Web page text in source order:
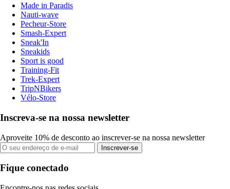
Made in Paradis
Nauti-wave
Pecheur-Store
Smash-Expert
Sneak'In
Sneakids
Sport is good
Training-Fit
Trek-Expert
TripNBikers
Vélo-Store
Inscreva-se na nossa newsletter
Aproveite 10% de desconto ao inscrever-se na nossa newsletter
Inscrever-se
Fique conectado